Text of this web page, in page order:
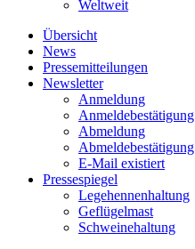
Weltweit
Übersicht
News
Pressemitteilungen
Newsletter
Anmeldung
Anmeldebestätigung
Abmeldung
Abmeldebestätigung
E-Mail existiert
Pressespiegel
Legehennenhaltung
Geflügelmast
Schweinehaltung